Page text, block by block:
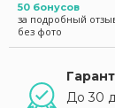
50 бонусов
за подробный
без фото
До 30